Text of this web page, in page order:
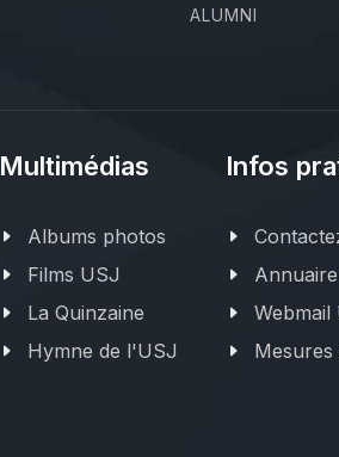
ALUMNI
Multimédias
Albums photos
Films USJ
La Quinzaine
Hymne de l'USJ
Infos
Webmail
Mesures